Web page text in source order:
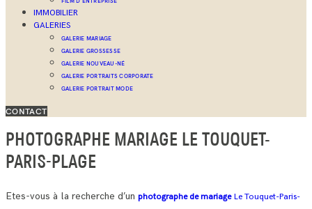
IMMOBILIER
GALERIES
GALERIE MARIAGE
GALERIE GROSSESSE
GALERIE NOUVEAU-NÉ
GALERIE PORTRAITS CORPORATE
GALERIE PORTRAIT MODE
CONTACT
PHOTOGRAPHE MARIAGE LE TOUQUET-
PARIS-PLAGE
Etes-vous à la recherche d’un photographe de mariage Le Touquet-Paris-